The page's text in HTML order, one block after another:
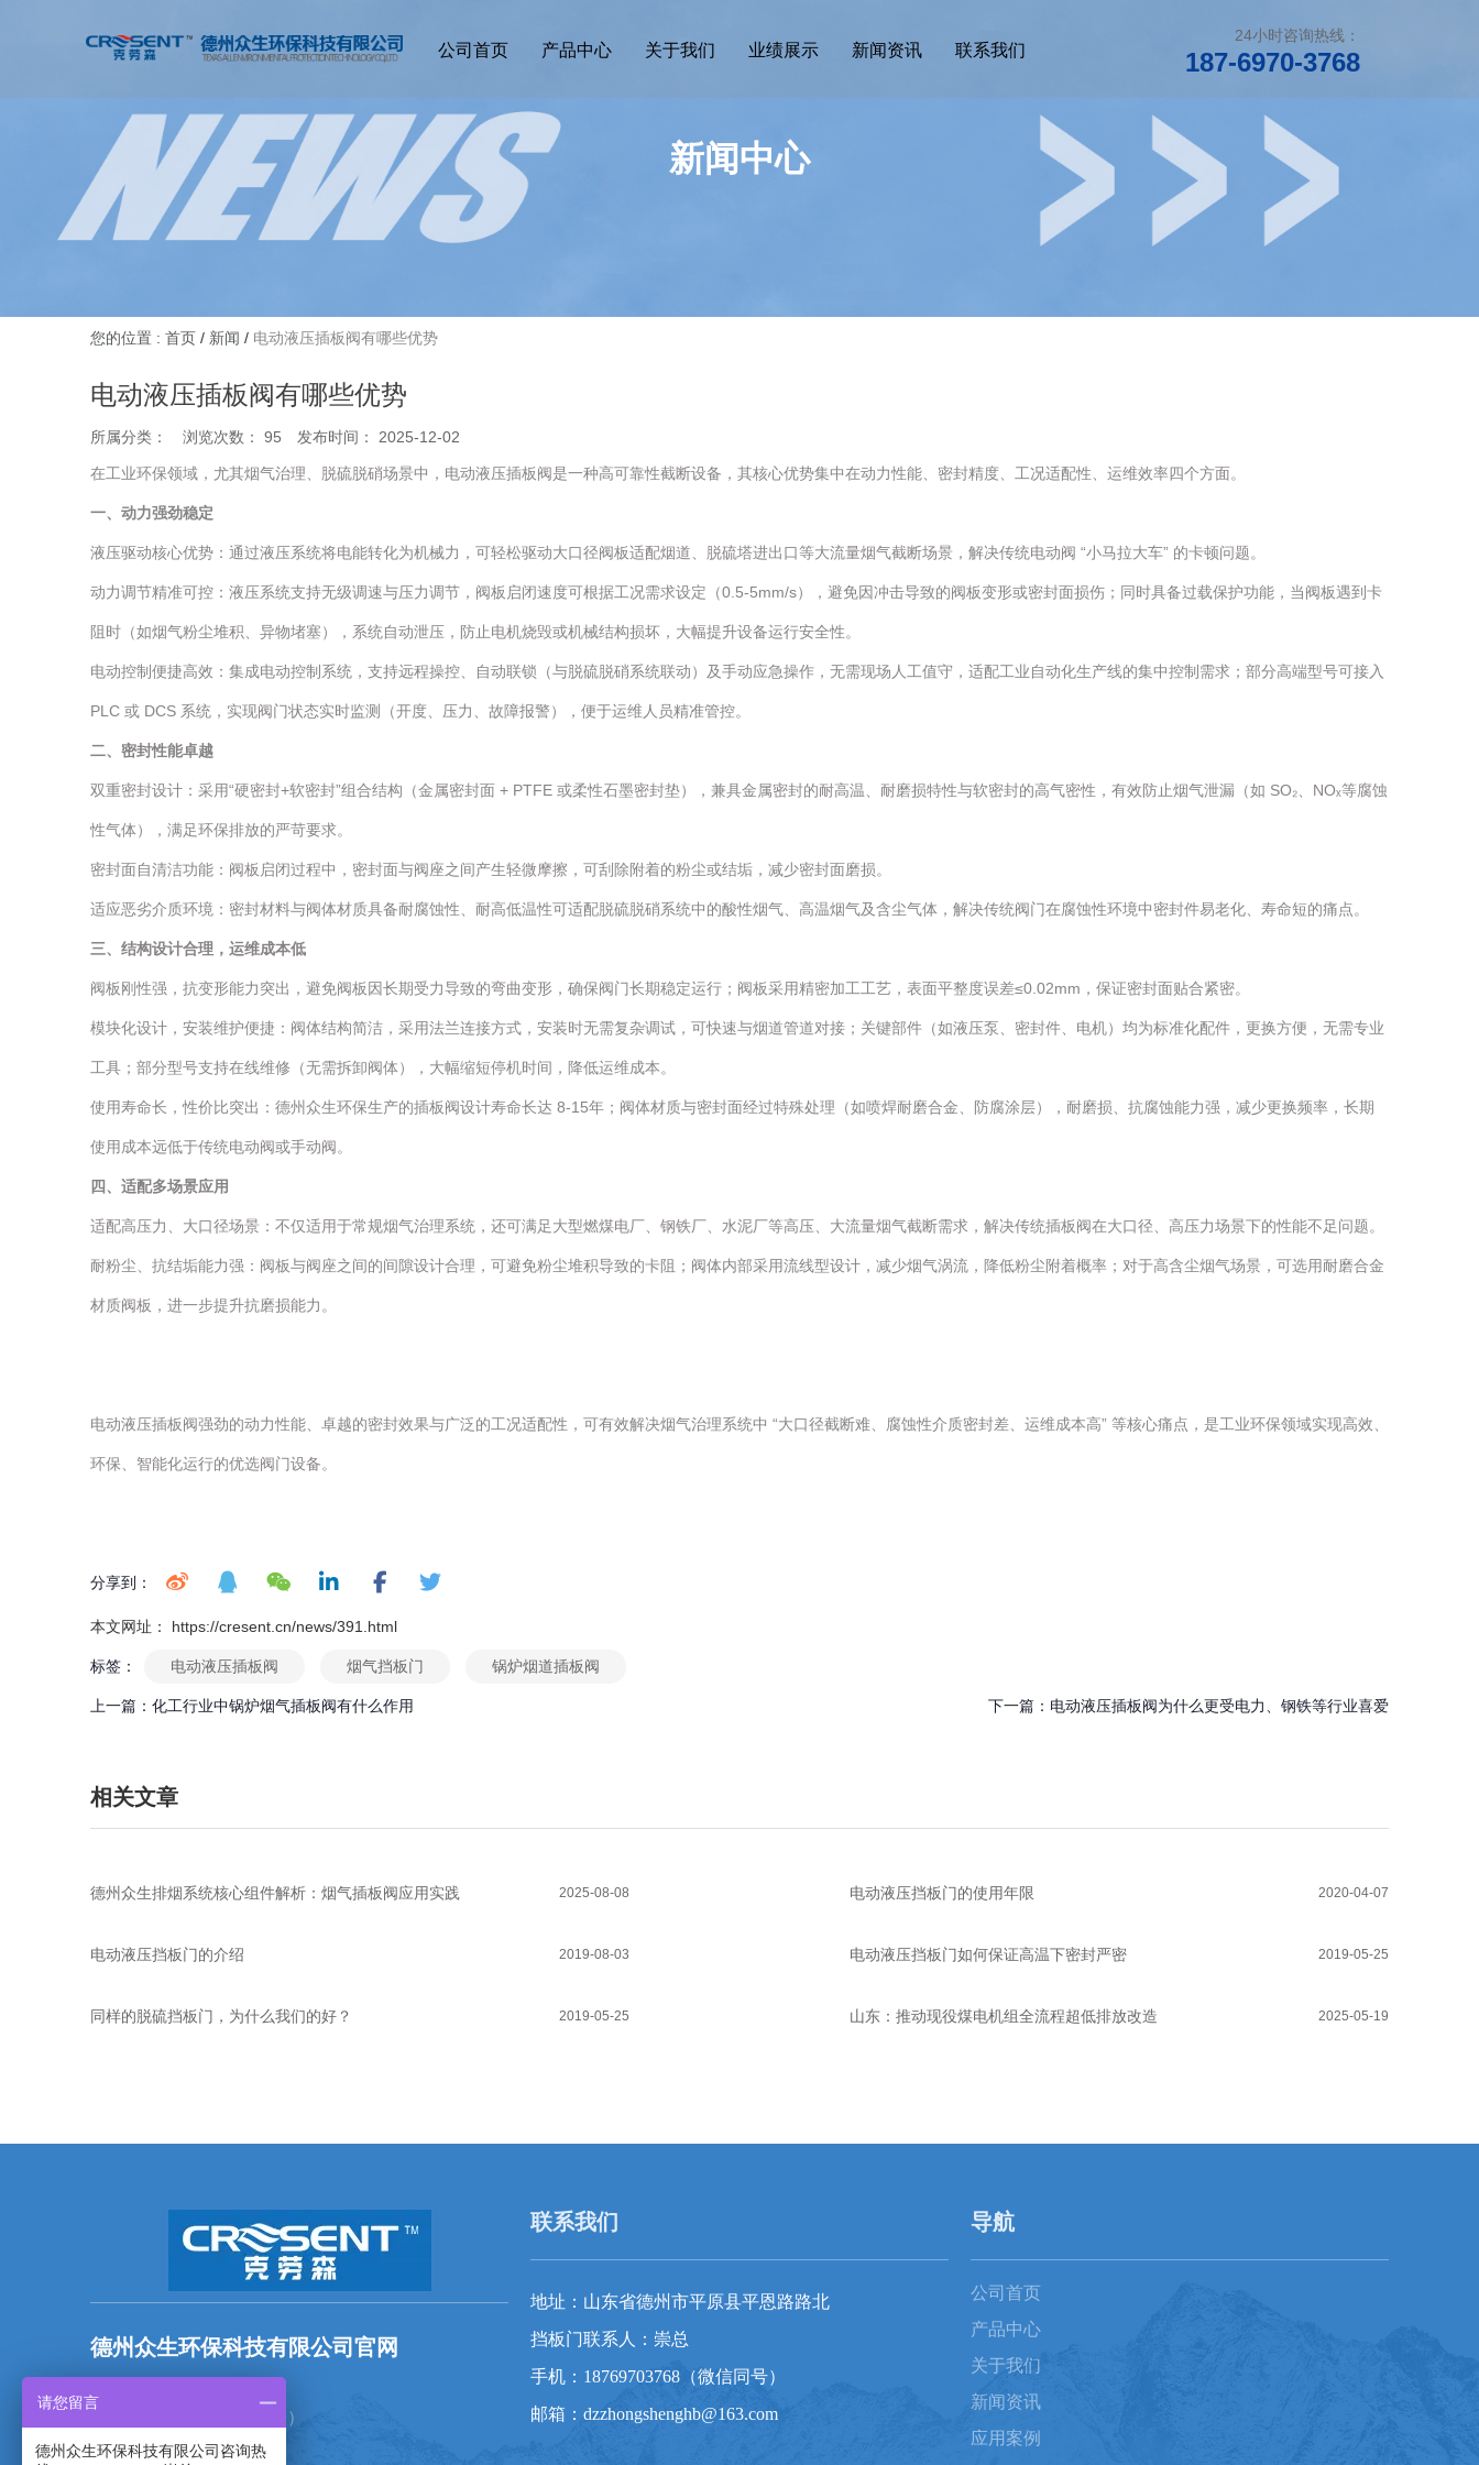
公司首页 产品中心 关于我们 业绩展示 新闻资讯 联系我们
24小时咨询热线：
187-6970-3768
新闻中心
您的位置 : 首页 / 新闻 / 电动液压插板阀有哪些优势
电动液压插板阀有哪些优势
所属分类： 浏览次数： 95 发布时间： 2025-12-02
在工业环保领域，尤其烟气治理、脱硫脱硝场景中，电动液压插板阀是一种高可靠性截断设备，其核心优势集中在动力性能、密封精度、工况适配性、运维效率四个方面。
一、动力强劲稳定
液压驱动核心优势：通过液压系统将电能转化为机械力，可轻松驱动大口径阀板适配烟道、脱硫塔进出口等大流量烟气截断场景，解决传统电动阀 “小马拉大车” 的卡顿问题。
动力调节精准可控：液压系统支持无级调速与压力调节，阀板启闭速度可根据工况需求设定（0.5-5mm/s），避免因冲击导致的阀板变形或密封面损伤；同时具备过载保护功能，当阀板遇到卡
阻时（如烟气粉尘堆积、异物堵塞），系统自动泄压，防止电机烧毁或机械结构损坏，大幅提升设备运行安全性。
电动控制便捷高效：集成电动控制系统，支持远程操控、自动联锁（与脱硫脱硝系统联动）及手动应急操作，无需现场人工值守，适配工业自动化生产线的集中控制需求；部分高端型号可接入
PLC 或 DCS 系统，实现阀门状态实时监测（开度、压力、故障报警），便于运维人员精准管控。
二、密封性能卓越
双重密封设计：采用“硬密封+软密封”组合结构（金属密封面 + PTFE 或柔性石墨密封垫），兼具金属密封的耐高温、耐磨损特性与软密封的高气密性，有效防止烟气泄漏（如 SO₂、NOₓ等腐蚀
性气体），满足环保排放的严苛要求。
密封面自清洁功能：阀板启闭过程中，密封面与阀座之间产生轻微摩擦，可刮除附着的粉尘或结垢，减少密封面磨损。
适应恶劣介质环境：密封材料与阀体材质具备耐腐蚀性、耐高低温性可适配脱硫脱硝系统中的酸性烟气、高温烟气及含尘气体，解决传统阀门在腐蚀性环境中密封件易老化、寿命短的痛点。
三、结构设计合理，运维成本低
阀板刚性强，抗变形能力突出，避免阀板因长期受力导致的弯曲变形，确保阀门长期稳定运行；阀板采用精密加工工艺，表面平整度误差≤0.02mm，保证密封面贴合紧密。
模块化设计，安装维护便捷：阀体结构简洁，采用法兰连接方式，安装时无需复杂调试，可快速与烟道管道对接；关键部件（如液压泵、密封件、电机）均为标准化配件，更换方便，无需专业
工具；部分型号支持在线维修（无需拆卸阀体），大幅缩短停机时间，降低运维成本。
使用寿命长，性价比突出：德州众生环保生产的插板阀设计寿命长达 8-15年；阀体材质与密封面经过特殊处理（如喷焊耐磨合金、防腐涂层），耐磨损、抗腐蚀能力强，减少更换频率，长期
使用成本远低于传统电动阀或手动阀。
四、 适配多场景应用
适配高压力、大口径场景：不仅适用于常规烟气治理系统，还可满足大型燃煤电厂、钢铁厂、水泥厂等高压、大流量烟气截断需求，解决传统插板阀在大口径、高压力场景下的性能不足问题。
耐粉尘、抗结垢能力强：阀板与阀座之间的间隙设计合理，可避免粉尘堆积导致的卡阻；阀体内部采用流线型设计，减少烟气涡流，降低粉尘附着概率；对于高含尘烟气场景，可选用耐磨合金
材质阀板，进一步提升抗磨损能力。
电动液压插板阀强劲的动力性能、卓越的密封效果与广泛的工况适配性，可有效解决烟气治理系统中 “大口径截断难、腐蚀性介质密封差、运维成本高” 等核心痛点，是工业环保领域实现高效、
环保、智能化运行的优选阀门设备。
分享到：
本文网址： https://cresent.cn/news/391.html
标签： 电动液压插板阀 烟气挡板门 锅炉烟道插板阀
上一篇： 化工行业中锅炉烟气插板阀有什么作用 下一篇： 电动液压插板阀为什么更受电力、钢铁等行业喜爱
相关文章
2025-08-08
德州众生排烟系统核心组件解析：烟气插板阀应用实践 2020-04-07
电动液压挡板门的使用年限
2019-08-03
电动液压挡板门的介绍 2019-05-25
电动液压挡板门如何保证高温下密封严密
2019-05-25
同样的脱硫挡板门，为什么我们的好？ 2025-05-19
山东：推动现役煤电机组全流程超低排放改造
德州众生环保科技有限公司官网
18769703768（微信同号）
联系我们
地址：山东省德州市平原县平恩路路北
挡板门联系人：崇总
手机：18769703768（微信同号）
邮箱：dzzhongshenghb@163.com
导航
公司首页
产品中心
关于我们
新闻资讯
应用案例
请您留言
德州众生环保科技有限公司咨询热